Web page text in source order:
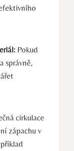
Pokud
správně,
‍cirkulace
zápachu v